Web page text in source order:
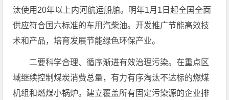
汰使用20年以上内河航运船舶。明年1月1日起全国全面
供应符合国六标准的车用汽柴油。开发推广节能高效技
术和产品，培育发展节能绿色环保产业。
二要科学合理、循序渐进有效治理污染。在重点区
域继续控制煤炭消费总量，有力有序淘汰不达标的燃煤
机组和燃煤小锅炉。建立覆盖所有固定污染源的企业排